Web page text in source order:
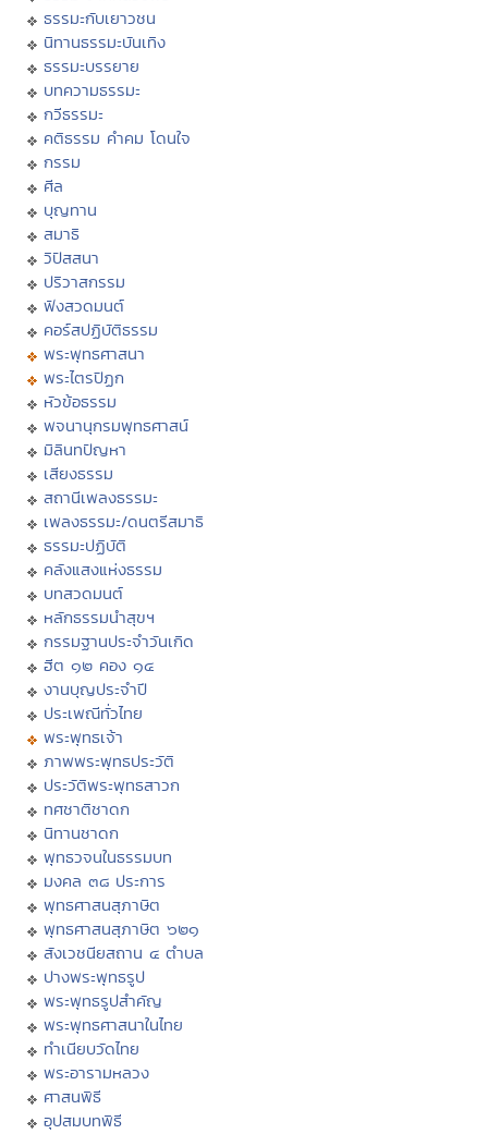
ธรรมะกับเยาวชน
นิทานธรรมะบันเทิง
ธรรมะบรรยาย
บทความธรรมะ
กวีธรรมะ
คติธรรม คำคม โดนใจ
กรรม
ศีล
บุญทาน
สมาธิ
วิปัสสนา
ปริวาสกรรม
ฟังสวดมนต์
คอร์สปฏิบัติธรรม
พระพุทธศาสนา
พระไตรปิฏก
หัวข้อธรรม
พจนานุกรมพุทธศาสน์
มิลินทปัญหา
เสียงธรรม
สถานีเพลงธรรมะ
เพลงธรรมะ/ดนตรีสมาธิ
ธรรมะปฏิบัติ
คลังแสงแห่งธรรม
บทสวดมนต์
หลักธรรมนำสุขฯ
กรรมฐานประจำวันเกิด
ฮีต ๑๒ คอง ๑๔
งานบุญประจำปี
ประเพณีทั่วไทย
พระพุทธเจ้า
ภาพพระพุทธประวัติ
ประวัติพระพุทธสาวก
ทศชาติชาดก
นิทานชาดก
พุทธวจนในธรรมบท
มงคล ๓๘ ประการ
พุทธศาสนสุภาษิต
พุทธศาสนสุภาษิต ๖๒๑
สังเวชนียสถาน ๔ ตำบล
ปางพระพุทธรูป
พระพุทธรูปสำคัญ
พระพุทธศาสนาในไทย
ทำเนียบวัดไทย
พระอารามหลวง
ศาสนพิธี
อุปสมบทพิธี